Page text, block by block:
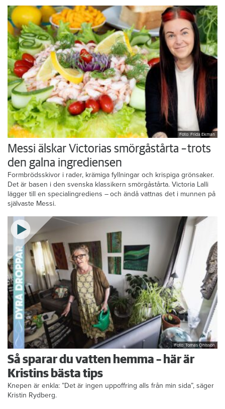
Foto: Frida Ekman
Messi älskar Victorias smörgåstårta – trots
den galna ingrediensen
Formbrödsskivor i rader, krämiga fyllningar och krispiga grönsaker.
Det är basen i den svenska klassikern smörgåstårta. Victoria Lalli
lägger till en specialingrediens – och ändå vattnas det i munnen på
självaste Messi.
Foto: Tomas Ohlsson
Så sparar du vatten hemma – här är
Kristins bästa tips
Knepen är enkla: ”Det är ingen uppoffring alls från min sida”, säger
Kristin Rydberg.